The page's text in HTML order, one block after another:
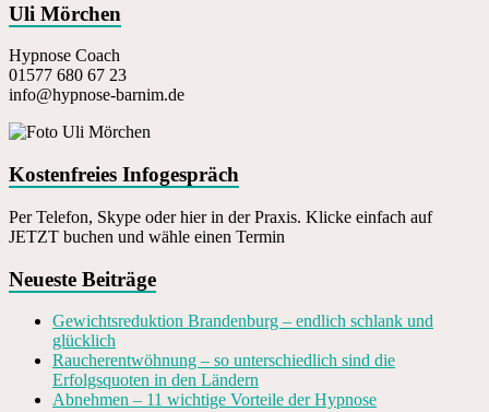
Uli Mörchen
Hypnose Coach
01577 680 67 23
info@hypnose-barnim.de
Kostenfreies Infogespräch
Per Telefon, Skype oder hier in der Praxis. Klicke einfach auf
JETZT buchen und wähle einen Termin
Neueste Beiträge
Gewichtsreduktion Brandenburg – endlich schlank und
glücklich
Raucherentwöhnung – so unterschiedlich sind die
Erfolgsquoten in den Ländern
Abnehmen – 11 wichtige Vorteile der Hypnose